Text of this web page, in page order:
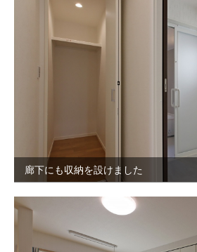
廊下にも収納を設けました